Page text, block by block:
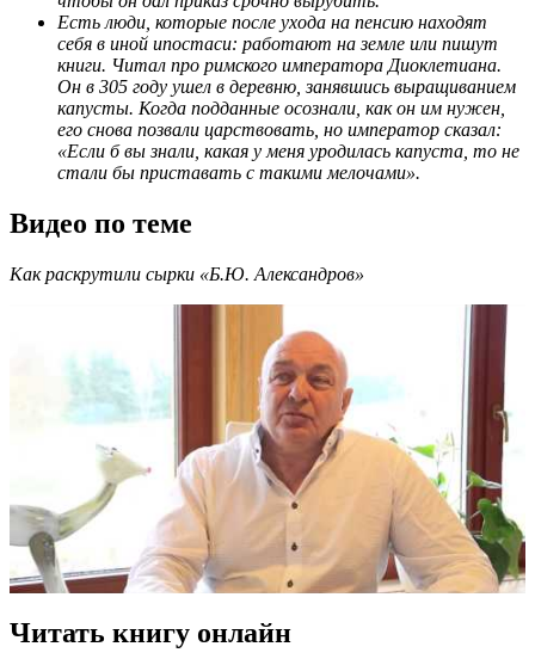
Есть люди, которые после ухода на пенсию находят
себя в иной ипостаси: работают на земле или пишут
книги. Читал про римского императора Диоклетиана.
Он в 305 году ушел в деревню, занявшись выращиванием
капусты. Когда подданные осознали, как он им нужен,
его снова позвали царствовать, но император сказал:
«Если б вы знали, какая у меня уродилась капуста, то не
стали бы приставать с такими мелочами».
Видео по теме
Как раскрутили сырки «Б.Ю. Александров»
Читать книгу онлайн